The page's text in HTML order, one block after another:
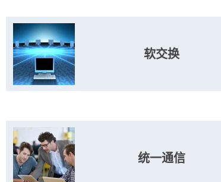
软交换
统一通信